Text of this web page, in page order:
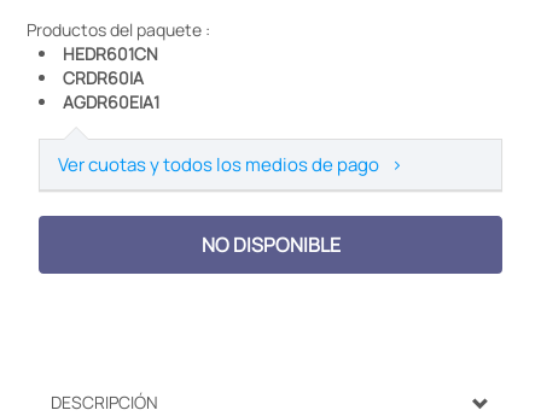
Productos del paquete :
HEDR601CN
CRDR60IA
AGDR60EIA1
Ver cuotas y todos los medios de pago >
NO DISPONIBLE
DESCRIPCIÓN